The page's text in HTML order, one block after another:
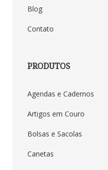
Blog
Contato
PRODUTOS
Agendas e Cadernos
Artigos em Couro
Bolsas e Sacolas
Canetas